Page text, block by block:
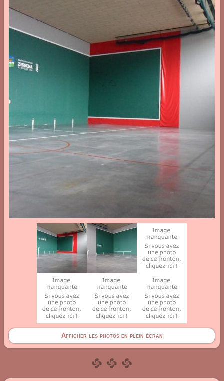
Afficher les photos en plein écran